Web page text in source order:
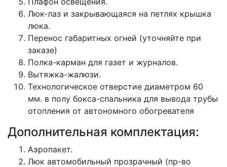
Люк-лаз и закрывающаяся на петлях крышка
люка.
Перенос габаритных огней (уточняйте при
заказе)
Полка-карман для газет и журналов.
Вытяжка-жалюзи.
Технологическое отверстие диаметром 60
мм. в полу бокса-спальника для вывода трубы
отопления от автономного обогревателя
Дополнительная комплектация:
Аэропакет.
Люк автомобильный прозрачный (пр-во